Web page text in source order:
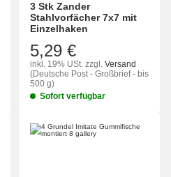
3 Stk Zander
Stahlvorfächer 7x7 mit
Einzelhaken
5,29 €
inkl. 19% USt. zzgl. Versand
(Deutsche Post - Großbrief - bis
500 g)
Sofort verfügbar